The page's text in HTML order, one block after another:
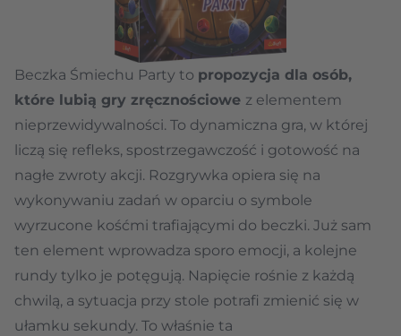
Beczka Śmiechu Party to propozycja dla osób,
które lubią gry zręcznościowe z elementem
nieprzewidywalności. To dynamiczna gra, w której
liczą się refleks, spostrzegawczość i gotowość na
nagłe zwroty akcji. Rozgrywka opiera się na
wykonywaniu zadań w oparciu o symbole
wyrzucone kośćmi trafiającymi do beczki. Już sam
ten element wprowadza sporo emocji, a kolejne
rundy tylko je potęgują. Napięcie rośnie z każdą
chwilą, a sytuacja przy stole potrafi zmienić się w
ułamku sekundy. To właśnie ta